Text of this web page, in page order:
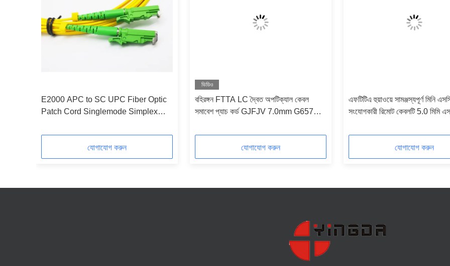
E2000 APC to SC UPC Fiber Optic
Patch Cord Singlemode Simplex
যোগাযোগ করুন
ভিডিও
বহিরঙ্গন FTTA LC দ্বৈত অপটিক্যাল কেবল
সমাবেশ প্যাচ কর্ড GJFJV 7.0mm G657A2
যোগাযোগ করুন
এফটিটিএ হুয়াওয়ে সামঞ্জস্যপূর্ণ মিনি
সংযোগকারী রিমোট কেবলটি 5.0 মিমি
সাথে প্রাক-সমাপ্ত
যোগাযোগ করুন